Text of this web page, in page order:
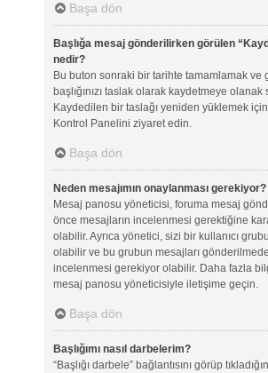
Başa dön
Başlığa mesaj gönderilirken görülen
nedir?
Bu buton sonraki bir tarihte tamamlamak ve
başlığınızı taslak olarak kaydetmeye olanak
Kaydedilen bir taslağı yeniden yüklemek
Kontrol Panelini ziyaret edin.
Başa dön
Neden mesajımın onaylanması gerekiyor?
Mesaj panosu yöneticisi, foruma mesaj
önce mesajların incelenmesi gerektiğine
olabilir. Ayrıca yönetici, sizi bir kullanıcı
olabilir ve bu grubun mesajları
incelenmesi gerekiyor olabilir. Daha fazla
mesaj panosu yöneticisiyle iletişime geçin.
Başa dön
Başlığımı nasıl darbelerim?
“Başlığı darbele” bağlantısını görüp